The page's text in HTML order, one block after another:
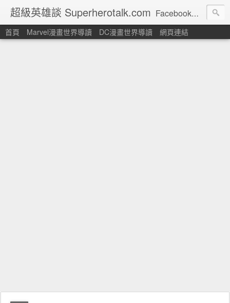
超級英雄談 Superherotalk.com Facebook頁面: http://www.facebook.com/superherotalk 以繁體中文讀者為對象的美國超級英雄漫畫主題網站
首頁 Marvel漫畫世界導讀 DC漫畫世界導讀 網頁連結